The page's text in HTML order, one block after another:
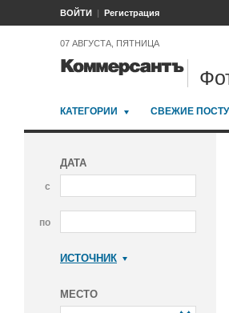
ВОЙТИ Регистрация
07 АВГУСТА, ПЯТНИЦА
КАТЕГОРИИ СВЕЖИЕ
ДАТА
с
по
ИСТОЧНИК
МЕСТО